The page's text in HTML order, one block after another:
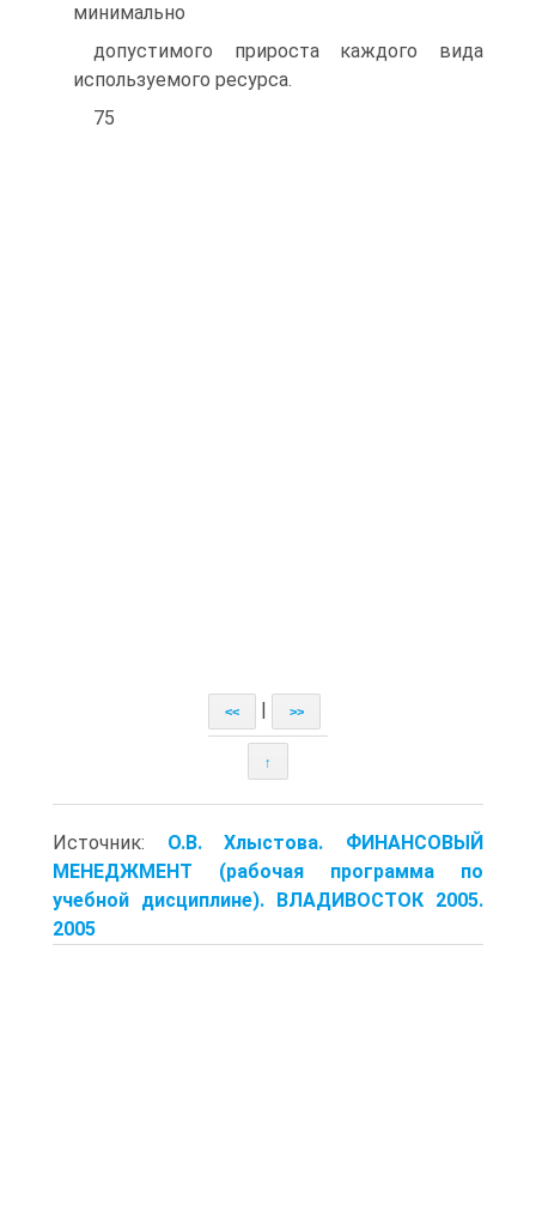
минимально
допустимого прироста каждого вида
используемого ресурса.
75
<< >>
↑
Источник: О.В. Хлыстова. ФИНАНСОВЫЙ
МЕНЕДЖМЕНТ (рабочая программа по
учебной дисциплине). ВЛАДИВОСТОК 2005.
2005